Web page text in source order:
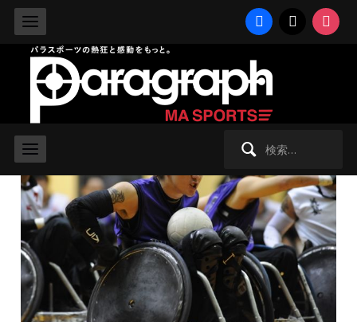
facebook
2008/12/24 水曜日 -
日本選手権でBLITZが優勝、大会4連
覇を達成